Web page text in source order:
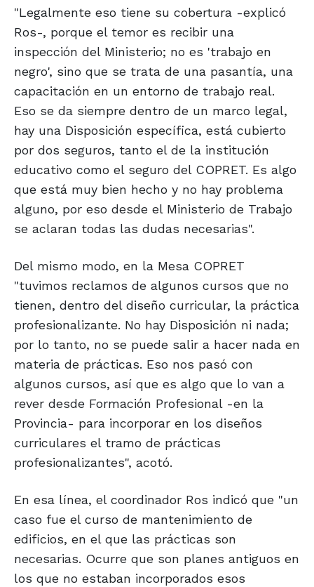
"Legalmente eso tiene su cobertura -explicó
Ros-, porque el temor es recibir una
inspección del Ministerio; no es 'trabajo en
negro', sino que se trata de una pasantía, una
capacitación en un entorno de trabajo real.
Eso se da siempre dentro de un marco legal,
hay una Disposición específica, está cubierto
por dos seguros, tanto el de la institución
educativo como el seguro del COPRET. Es algo
que está muy bien hecho y no hay problema
alguno, por eso desde el Ministerio de Trabajo
se aclaran todas las dudas necesarias".
Del mismo modo, en la Mesa COPRET
"tuvimos reclamos de algunos cursos que no
tienen, dentro del diseño curricular, la práctica
profesionalizante. No hay Disposición ni nada;
por lo tanto, no se puede salir a hacer nada en
materia de prácticas. Eso nos pasó con
algunos cursos, así que es algo que lo van a
rever desde Formación Profesional -en la
Provincia- para incorporar en los diseños
curriculares el tramo de prácticas
profesionalizantes", acotó.
En esa línea, el coordinador Ros indicó que "un
caso fue el curso de mantenimiento de
edificios, en el que las prácticas son
necesarias. Ocurre que son planes antiguos en
los que no estaban incorporados esos